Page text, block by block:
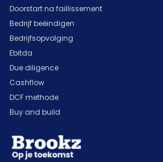
Doorstart na faillissement
Bedrijf beëindigen
Bedrijfsopvolging
Ebitda
Due diligence
Cashflow
DCF methode
Buy and build